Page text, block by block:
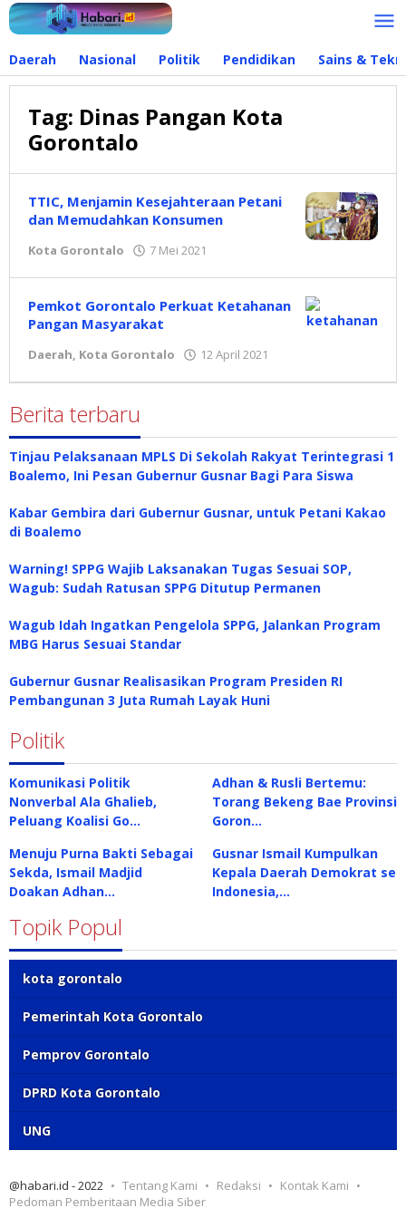
Lewati
ke
Daerah Nasional Politik Pendidikan Sains &
Tag: Dinas Pangan Kota
Gorontalo
TTIC, Menjamin Kesejahteraan Petani
dan Memudahkan Konsumen
Kota Gorontalo 7 Mei 2021
Pemkot Gorontalo Perkuat Ketahanan
Pangan Masyarakat
Daerah, Kota Gorontalo 12 April 2021
Berita terbaru
Tinjau Pelaksanaan MPLS Di Sekolah Rakyat Terintegrasi 1
Boalemo, Ini Pesan Gubernur Gusnar Bagi Para Siswa
Kabar Gembira dari Gubernur Gusnar, untuk Petani Kakao
di Boalemo
Warning! SPPG Wajib Laksanakan Tugas Sesuai SOP,
Wagub: Sudah Ratusan SPPG Ditutup Permanen
Wagub Idah Ingatkan Pengelola SPPG, Jalankan Program
MBG Harus Sesuai Standar
Gubernur Gusnar Realisasikan Program Presiden RI
Pembangunan 3 Juta Rumah Layak Huni
Politik
Komunikasi Politik
Nonverbal Ala Ghalieb,
Peluang Koalisi Go…
Adhan & Rusli Bertemu:
Torang Bekeng Bae Provinsi
Goron…
Menuju Purna Bakti Sebagai
Sekda, Ismail Madjid
Doakan Adhan…
Gusnar Ismail Kumpulkan
Kepala Daerah Demokrat se
Indonesia,…
Topik Popul
kota gorontalo
Pemerintah Kota Gorontalo
Pemprov Gorontalo
DPRD Kota Gorontalo
UNG
@habari.id - 2022 Tentang Kami Redaksi
Kontak Kami
Pedoman Pemberitaan Media Siber